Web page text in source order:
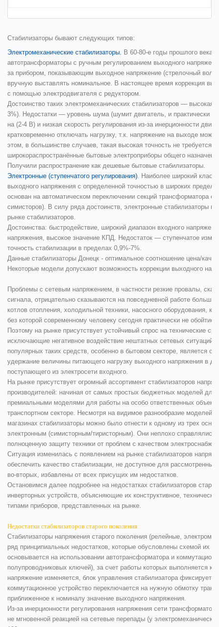
Стабилизаторы бывают следующих типов:
Электромеханические стабилизаторы. В 60-80-е годы прошлого века
автотрансформаторы с ручным регулированием выходного
за прибором, показывающим выходное напряжение (стрелочный
вручную выставлять номинальное. В настоящее время коррекция
с помощью электродвигателя с редуктором.
Достоинство таких электромеханических стабилизаторов —
3%). Недостатки — уровень шума (шумит двигатель, и практически
на (2-4 В) и низкая скорость регулирования из-за инерционности
кратковременно отключать нагрузку, т.к. напряжение на выходе
этом, в большинстве случаев, такая высокая точность не требуется,
широкораспространённые бытовые электроприборы общего
Получили распространение как дешевые бытовые стабилизаторы.
Электронные (ступенчатого регулирования). Наиболее широкий класс
выходного напряжения с определенной точностью в широких
основан на автоматическом переключении секций трансформатора
симисторов). В силу ряда достоинств, электронные стабилизаторы
рынке стабилизаторов.
Достоинства: быстродействие, широкий диапазон входного
напряжения, высокое значение КПД. Недостаток — ступенчатое
точность стабилизации в пределах 0,9%-7%.
Данные стабилизаторы Донецк - оптимальное соотношение цена/
Некоторые модели допускают возможность коррекции выходного
Проблемы с сетевым напряжением, в частности резкие провалы,
сигнала, отрицательно сказываются на повседневной работе
котлов отопления, холодильной техники, насосного оборудования,
без которой современному человеку сегодня практически не обойтись.
Поэтому на рынке присутствует устойчивый спрос на технические
исключающие негативное воздействие нештатных сетевых
популярных таких средств, особенно в бытовом секторе, является
удержание величины питающего нагрузку выходного напряжения в
поступающего из электросети входного.
На рынке присутствует огромный ассортимент стабилизаторов
производителей: начиная от самых простых бюджетных моделей для
премиальными моделями для работы на особо ответственных
транспортном секторе. Несмотря на видимое разнообразие моделей
магазинах стабилизаторы можно было отнести к одному из трех
электронным (симисторным/тиристорным). Они неплохо справлялись
полноценную защиту техники от проблем с качеством
Ситуация изменилась с появлением на рынке стабилизаторов
обеспечить качество стабилизации, не доступное для
во-вторых, избавлены от всех присущих им недостатков.
Остановимся далее подробнее на недостатках стабилизаторов
инверторных устройств, объясняющие их конструктивное,
типами приборов, представленных на рынке.
Недостатки стабилизаторов старого поколения
Стабилизаторы напряжения старого поколения (релейные,
ряд принципиальных недостатков, которые обусловлены схемой их
основывается на использовании автотрансформатора и
полупроводниковых ключей), за счет работы которых выполняется
напряжение изменяется, блок управления стабилизатора фиксирует
коммутационное устройство переключается на нужную обмотку
приближенное к номиналу значение выходного напряжения.
Из-за инерционности регулирования напряжения сети
не мгновенной реакцией на сетевые перепады (у